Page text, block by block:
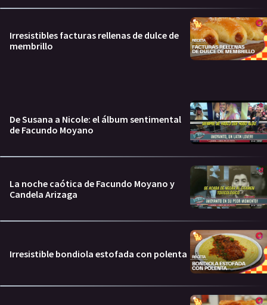
Irresistibles facturas rellenas de dulce de
membrillo
De Susana a Nicole: el álbum sentimental
de Facundo Moyano
La noche caótica de Facundo Moyano y
Candela Arizaga
Irresistible bondiola estofada con polenta